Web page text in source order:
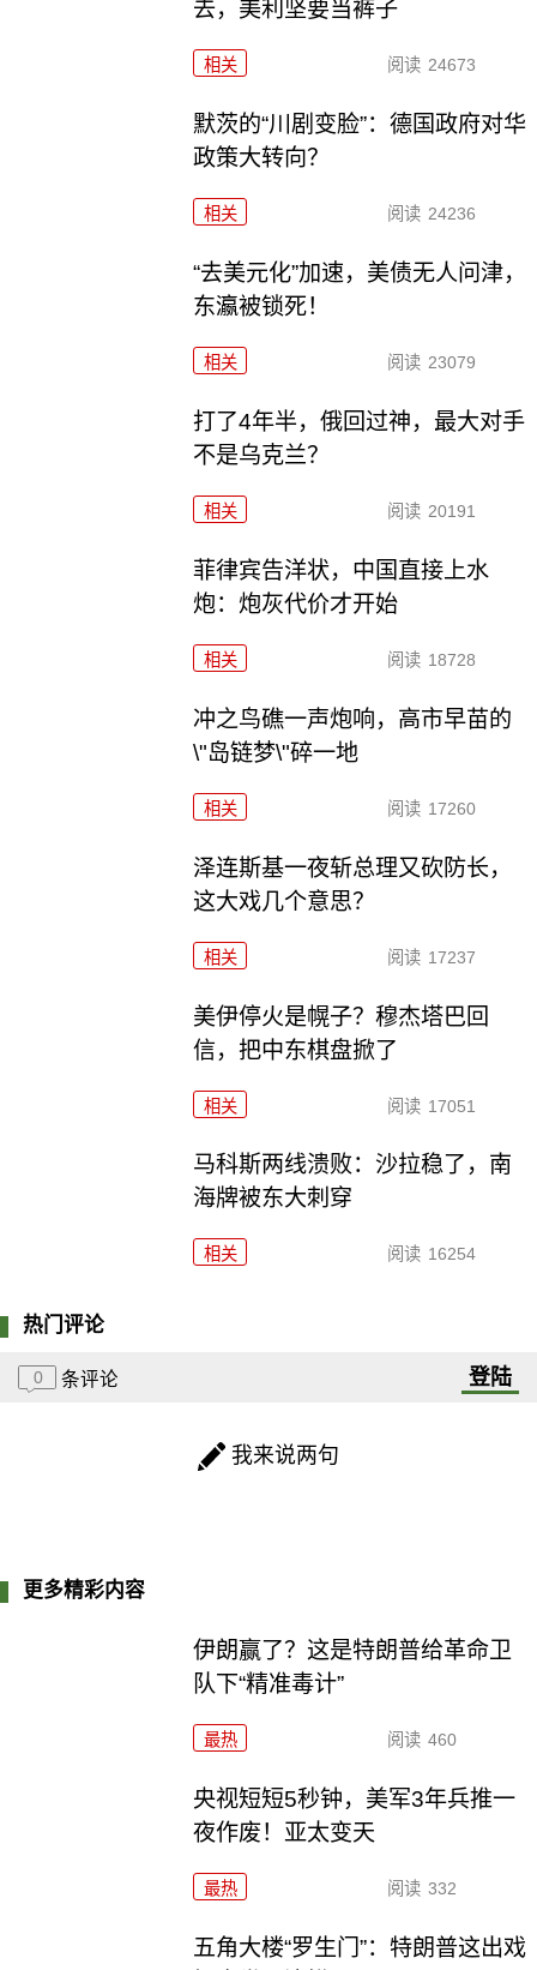
去，美利坚要当裤子
相关 阅读 24673
默茨的“川剧变脸”：德国政府对华
政策大转向？
相关 阅读 24236
“去美元化”加速，美债无人问津，
东瀛被锁死！
相关 阅读 23079
打了4年半，俄回过神，最大对手
不是乌克兰？
相关 阅读 20191
菲律宾告洋状，中国直接上水
炮：炮灰代价才开始
相关 阅读 18728
冲之鸟礁一声炮响，高市早苗的
\"岛链梦\"碎一地
相关 阅读 17260
泽连斯基一夜斩总理又砍防长，
这大戏几个意思？
相关 阅读 17237
美伊停火是幌子？穆杰塔巴回
信，把中东棋盘掀了
相关 阅读 17051
马科斯两线溃败：沙拉稳了，南
海牌被东大刺穿
相关 阅读 16254
热门评论
0 条评论 登陆
我来说两句
更多精彩内容
伊朗赢了？这是特朗普给革命卫
队下“精准毒计”
最热 阅读 460
央视短短5秒钟，美军3年兵推一
夜作废！亚太变天
最热 阅读 332
五角大楼“罗生门”：特朗普这出戏